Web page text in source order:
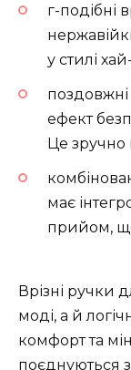
г-подібні
у стилі
поздовжні
ефект
Це зручно
має
прийом,
Врізні ручки
моді, а й
комфорт та
поєднуються